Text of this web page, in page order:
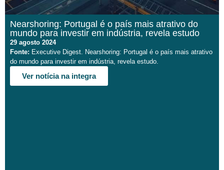
Nearshoring: Portugal é o país mais atrativo do
mundo para investir em indústria, revela estudo
29 agosto 2024
Fonte: Executive Digest. Nearshoring: Portugal é o país mais atrativo
do mundo para investir em indústria, revela estudo.
Ver notícia na integra